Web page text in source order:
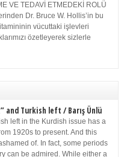
VE TEDAVİ ETMEDEKİ ROLÜ
Dr. Bruce W. Hollis’in bu
vücuttaki işlevleri
özetleyerek sizlerle
and Turkish left / Barış Ünlü
left in the Kurdish issue has a
1920s to present. And this
of. In fact, some periods
can be admired. While either a